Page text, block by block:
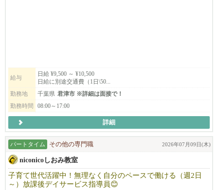
〇 生活援助（お掃除、調理、お買い物代行など）
〇 利用者さまやご家族とのコミュニケーション
〇 ケア内容の簡単な記録・報告業務
＼ 未経験でも大丈夫！ ／
「介護の仕事に興味はあるけど、
資格がないから不安…」という方も
ご安心ください！
当社では資格取得支援制度を完備。
研修やフォロー体制も整っているため、
一から丁寧にお教えします。
あなたの「誰かを助けたい」という気持ちを
自分のペースで仕事もプライベートも充実させながら働きたい
方、東伸警備で働きませんか？
年齢・性別・経験は問いません。入社後の研修でしっかりと交通
誘導について学ぶ研修期間があるので未経験で始められる方も多
いです！天候に左右されることもないので安定して働くことが出
来ます。資格や経験をお持ちの方には手当もありますのでご経験
給与
日給 ¥9,500 ～ ¥10,500
日給に別途交通費（1日\50...
勤務地
千葉県 君津市 ※詳細は面接で！
勤務時間
08:00～17:00
詳細
パートタイム その他の専門職 2026年07月09日(木)
niconicoしおみ教室
子育て世代活躍中！無理なく自分のペースで働ける（週2日
～）放課後デイサービス指導員😊